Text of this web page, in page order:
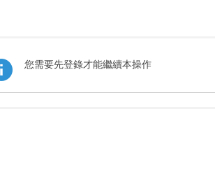
您需要先登錄才能繼續本操作